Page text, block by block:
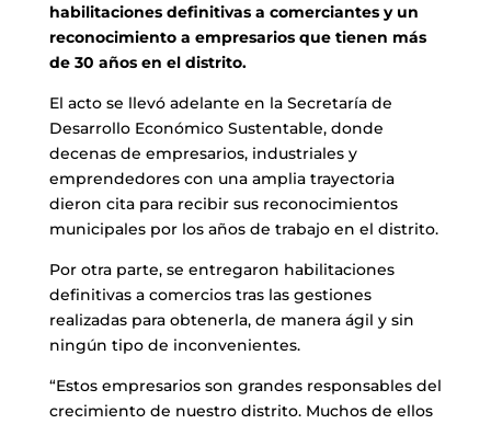
habilitaciones definitivas a comerciantes y un
reconocimiento a empresarios que tienen más
de 30 años en el distrito.
El acto se llevó adelante en la Secretaría de
Desarrollo Económico Sustentable, donde
decenas de empresarios, industriales y
emprendedores con una amplia trayectoria
dieron cita para recibir sus reconocimientos
municipales por los años de trabajo en el distrito.
Por otra parte, se entregaron habilitaciones
definitivas a comercios tras las gestiones
realizadas para obtenerla, de manera ágil y sin
ningún tipo de inconvenientes.
“Estos empresarios son grandes responsables del
crecimiento de nuestro distrito. Muchos de ellos